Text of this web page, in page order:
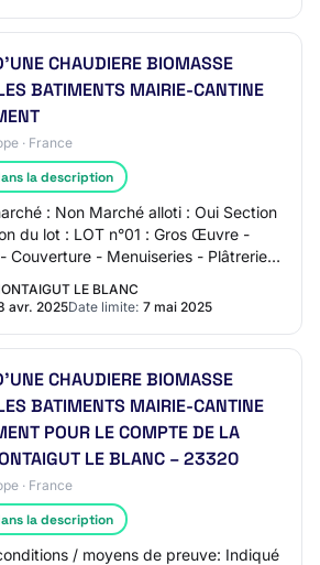
CHAUDIERE BIOMASSE
BATIMENTS MAIRIE-CANTINE
· France
la description
: Non Marché alloti : Oui Section
du lot : LOT n°01 : Gros Œuvre -
Couverture - Menuiseries - Plâtrerie
LE BLANC
avr. 2025Date limite: 7 mai 2025
CHAUDIERE BIOMASSE
BATIMENTS MAIRIE-CANTINE
POUR LE COMPTE DE LA
LE BLANC – 23320
· France
la description
/ moyens de preuve: Indiqué